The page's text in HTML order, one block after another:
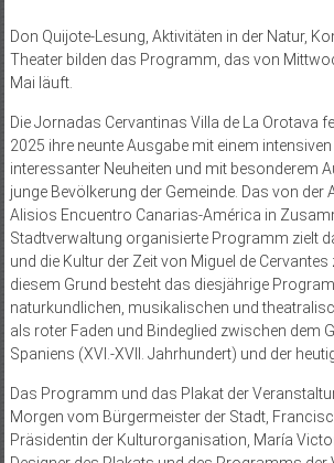
Don Quijote-Lesung, Aktivitäten in der Natur,
Theater bilden das Programm, das von
Mai läuft.
Die Jornadas Cervantinas Villa de La Orotava
2025 ihre neunte Ausgabe mit einem
interessanter Neuheiten und mit besonderem
junge Bevölkerung der Gemeinde. Das von der
Alisios Encuentro Canarias-América in
Stadtverwaltung organisierte Programm zielt
und die Kultur der Zeit von Miguel de Cervantes
diesem Grund besteht das diesjährige
naturkundlichen, musikalischen und
als roter Faden und Bindeglied zwischen dem
Spaniens (XVI.-XVII. Jahrhundert) und der
Das Programm und das Plakat der
Morgen vom Bürgermeister der Stadt,
Präsidentin der Kulturorganisation, María